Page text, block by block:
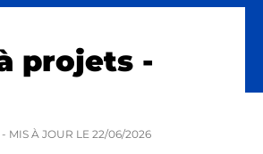
projets -
- MIS À JOUR LE 22/06/2026